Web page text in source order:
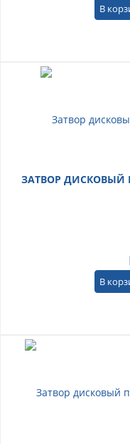
В
ЗАТВОР ДИСКОВЫЙ
В